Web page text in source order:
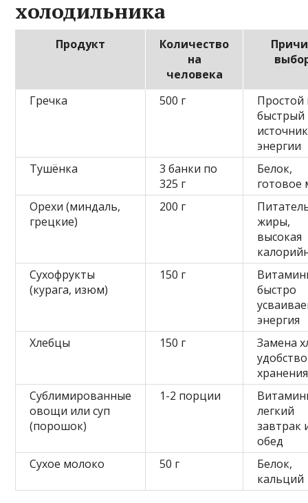
холодильника
Продукт
Количество
на
человека
Гречка 500 г
Простой
быстрый
источник
энергии
Тушёнка
3 банки по
325 г
Белок,
готовое
Орехи (миндаль,
грецкие)
200 г
жиры,
высокая
Сухофрукты
(курага, изюм)
150 г
быстро
энергия
Хлебцы
150 г
Замена
удобство
хранения
Сублимированные
овощи или суп
(порошок)
1-2 порции
легкий
завтрак
обед
Сухое молоко
50 г
Белок,
кальций